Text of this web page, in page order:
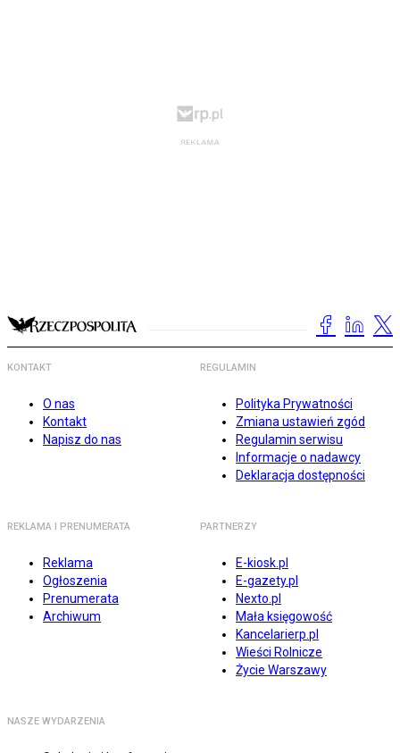
KONTAKT
O nas
Kontakt
Napisz do nas
REGULAMIN
Polityka Prywatności
Zmiana ustawień zgód
Regulamin serwisu
Informacje o nadawcy
Deklaracja dostępności
REKLAMA I PRENUMERATA
Reklama
Ogłoszenia
Prenumerata
Archiwum
PARTNERZY
E-kiosk.pl
E-gazety.pl
Nexto.pl
Mała księgowość
Kancelarierp.pl
Wieści Rolnicze
Życie Warszawy
NASZE WYDARZENIA